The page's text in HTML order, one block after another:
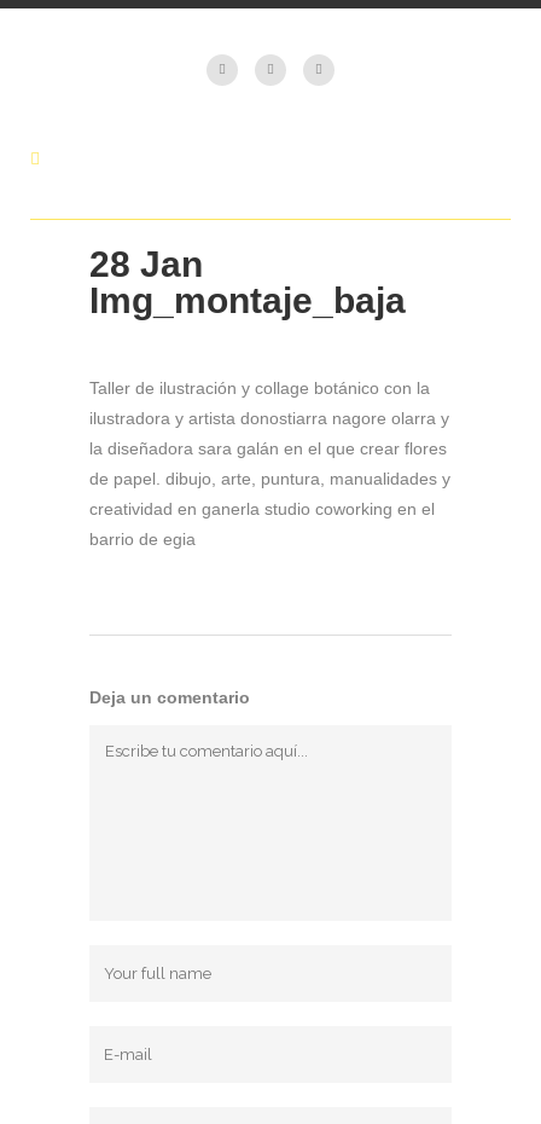
28 Jan
Img_montaje_baja
Taller de ilustración y collage botánico con la
ilustradora y artista donostiarra nagore olarra y
la diseñadora sara galán en el que crear flores
de papel. dibujo, arte, puntura, manualidades y
creatividad en ganerla studio coworking en el
barrio de egia
Deja un comentario